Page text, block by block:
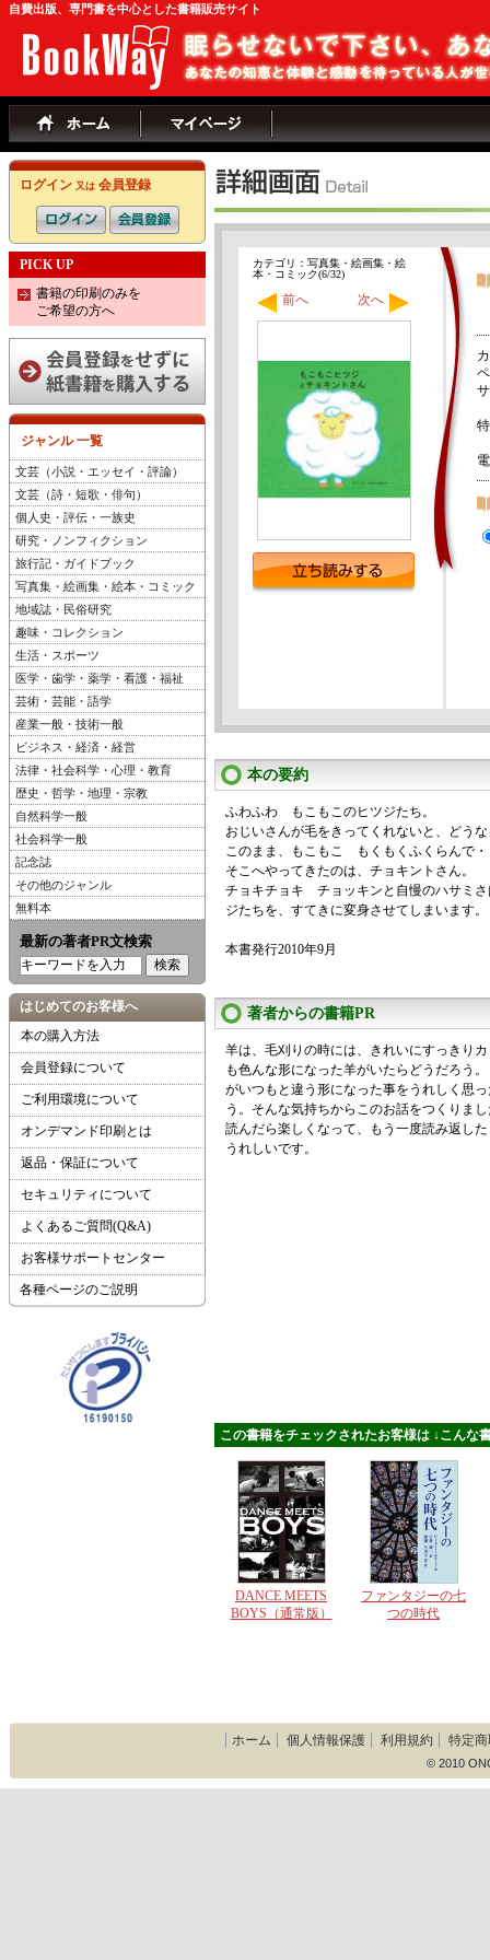
自費出版、専門書を中心とした書籍販売サイト
ログイン 又は 会員登録
PICK UP
書籍の印刷のみを
ご希望の方へ
ジャンル 一覧
文芸（小説・エッセイ・評論）
文芸（詩・短歌・俳句）
個人史・評伝・一族史
研究・ノンフィクション
旅行記・ガイドブック
写真集・絵画集・絵本・コミック
地域誌・民俗研究
趣味・コレクション
生活・スポーツ
医学・歯学・薬学・看護・福祉
芸術・芸能・語学
産業一般・技術一般
ビジネス・経済・経営
法律・社会科学・心理・教育
歴史・哲学・地理・宗教
自然科学一般
社会科学一般
記念誌
その他のジャンル
無料本
最新の著者PR文検索
はじめてのお客様へ
本の購入方法
会員登録について
ご利用環境について
オンデマンド印刷とは
返品・保証について
セキュリティについて
よくあるご質問(Q&A)
お客様サポートセンター
各種ページのご説明
カテゴリ：写真集・絵画集・絵
本・コミック(6/32)
前へ 次へ
本の要約
ふわふわ もこもこのヒツジたち。
おじいさんが毛をきってくれないと、どう
このまま、もこもこ もくもくふくらんで・
そこへやってきたのは、チョキントさん。
チョキチョキ チョッキンと自慢のハサミさ
ジたちを、すてきに変身させてしまいます。
本書発行2010年9月
著者からの書籍PR
羊は、毛刈りの時には、きれいにすっきり
も色んな形になった羊がいたらどうだろう
がいつもと違う形になった事をうれしく思
う。そんな気持ちからこのお話をつくりま
読んだら楽しくなって、もう一度読み返し
うれしいです。
この書籍をチェックされたお客様は ↓こんな
DANCE MEETS
BOYS（通常版）
ファンタジーの七
つの時代
ホーム 個人情報保護 利用規約 特定
© 2010